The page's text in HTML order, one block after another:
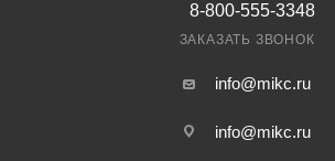
8-800-555-3348
ЗАКАЗАТЬ ЗВОНОК
info@mikc.ru
info@mikc.ru